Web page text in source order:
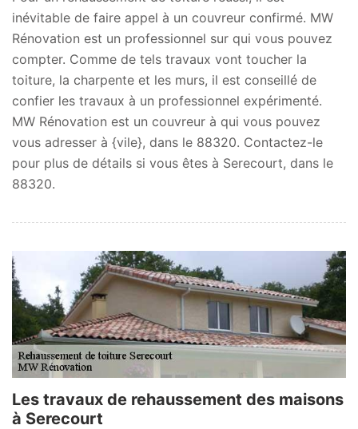
inévitable de faire appel à un couvreur confirmé. MW
Rénovation est un professionnel sur qui vous pouvez
compter. Comme de tels travaux vont toucher la
toiture, la charpente et les murs, il est conseillé de
confier les travaux à un professionnel expérimenté.
MW Rénovation est un couvreur à qui vous pouvez
vous adresser à {vile}, dans le 88320. Contactez-le
pour plus de détails si vous êtes à Serecourt, dans le
88320.
Les travaux de rehaussement des maisons
à Serecourt